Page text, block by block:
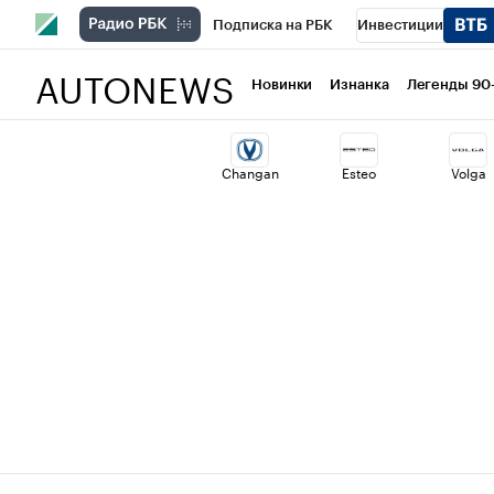
Подписка на РБК Инвестиции
Национальные проекты Город
Кредитные рейтинги Франшизы
AUTONEWS Новинки Изнанка Легенды
Changan Esteo Volga